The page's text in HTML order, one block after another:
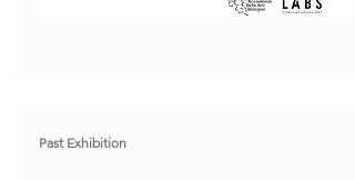
Past Exhibition